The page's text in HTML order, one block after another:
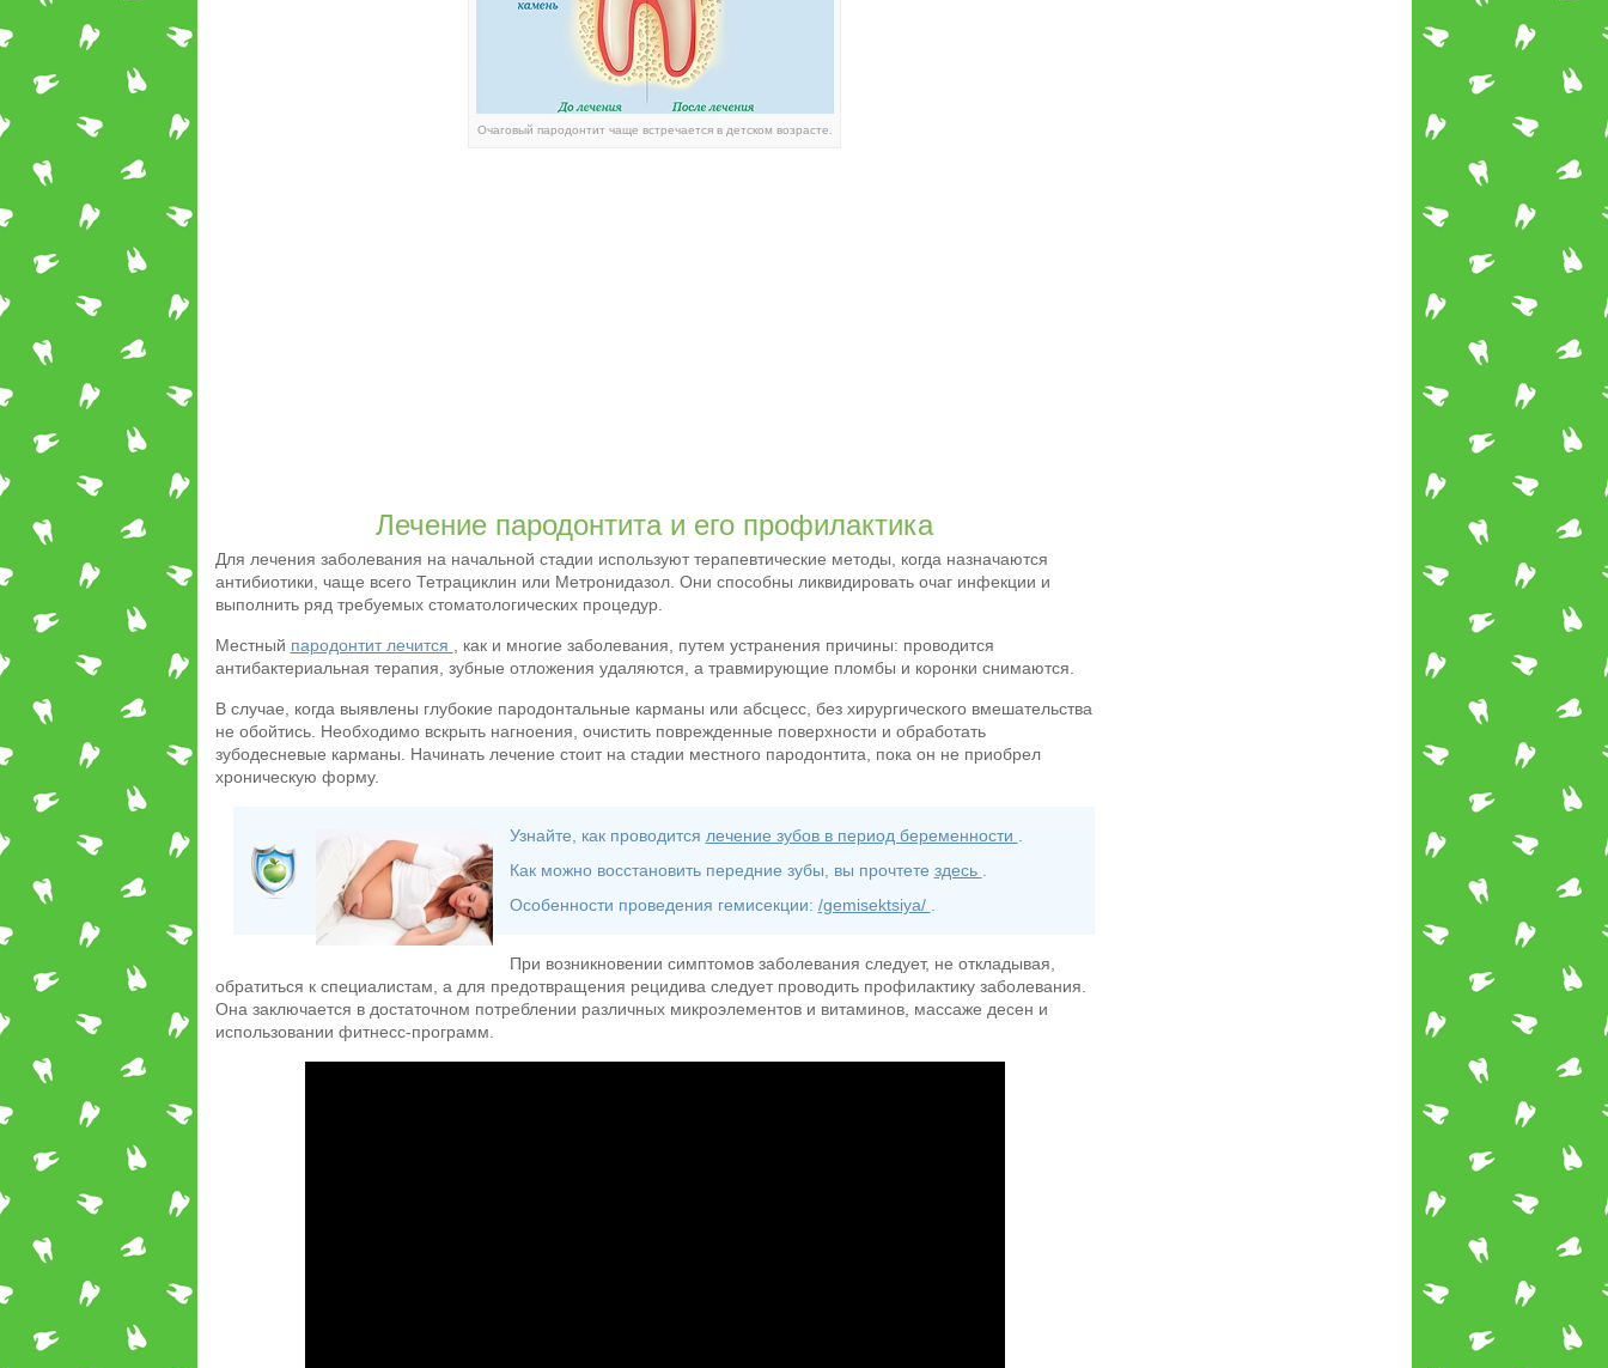
Очаговый пародонтит чаще встречается в детском возрасте.
Лечение пародонтита и его профилактика
Для лечения заболевания на начальной стадии используют терапевтические методы, когда назначаются
антибиотики, чаще всего Тетрациклин или Метронидазол. Они способны ликвидировать очаг инфекции и
выполнить ряд требуемых стоматологических процедур.
Местный пародонтит лечится , как и многие заболевания, путем устранения причины: проводится
антибактериальная терапия, зубные отложения удаляются, а травмирующие пломбы и коронки снимаются.
В случае, когда выявлены глубокие пародонтальные карманы или абсцесс, без хирургического вмешательства
не обойтись. Необходимо вскрыть нагноения, очистить поврежденные поверхности и обработать
зубодесневые карманы. Начинать лечение стоит на стадии местного пародонтита, пока он не приобрел
хроническую форму.
Узнайте, как проводится лечение зубов в период беременности .
Как можно восстановить передние зубы, вы прочтете здесь .
Особенности проведения гемисекции: /gemisektsiya/ .
При возникновении симптомов заболевания следует, не откладывая,
обратиться к специалистам, а для предотвращения рецидива следует проводить профилактику заболевания.
Она заключается в достаточном потреблении различных микроэлементов и витаминов, массаже десен и
использовании фитнесс-программ.